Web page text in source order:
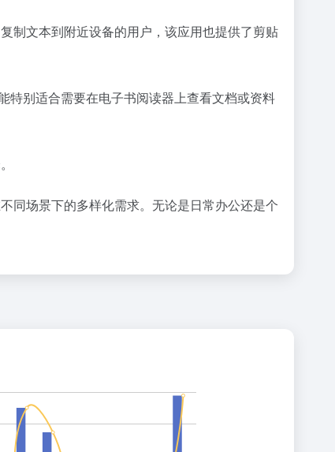
制文本到附近设备的用户，该应用也提供了剪贴
特别适合需要在电子书阅读器上查看文档或资料
同场景下的多样化需求。无论是日常办公还是个